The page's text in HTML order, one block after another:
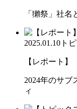
「獺祭」社名
2025.01.10 ト
【レポート】
2024年のサブ
ィ